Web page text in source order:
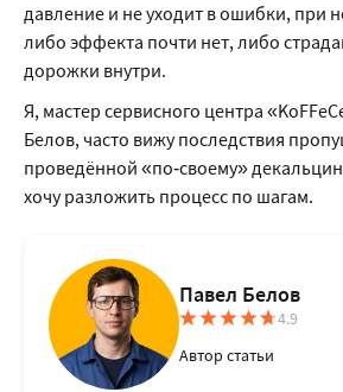
давление и не уходит в ошибки, при
либо эффекта почти нет, либо
дорожки внутри.
Я, мастер сервисного центра
Белов, часто вижу последствия
проведённой «по‑своему»
хочу разложить процесс по шагам.
Павел Белов
4.9
Автор статьи